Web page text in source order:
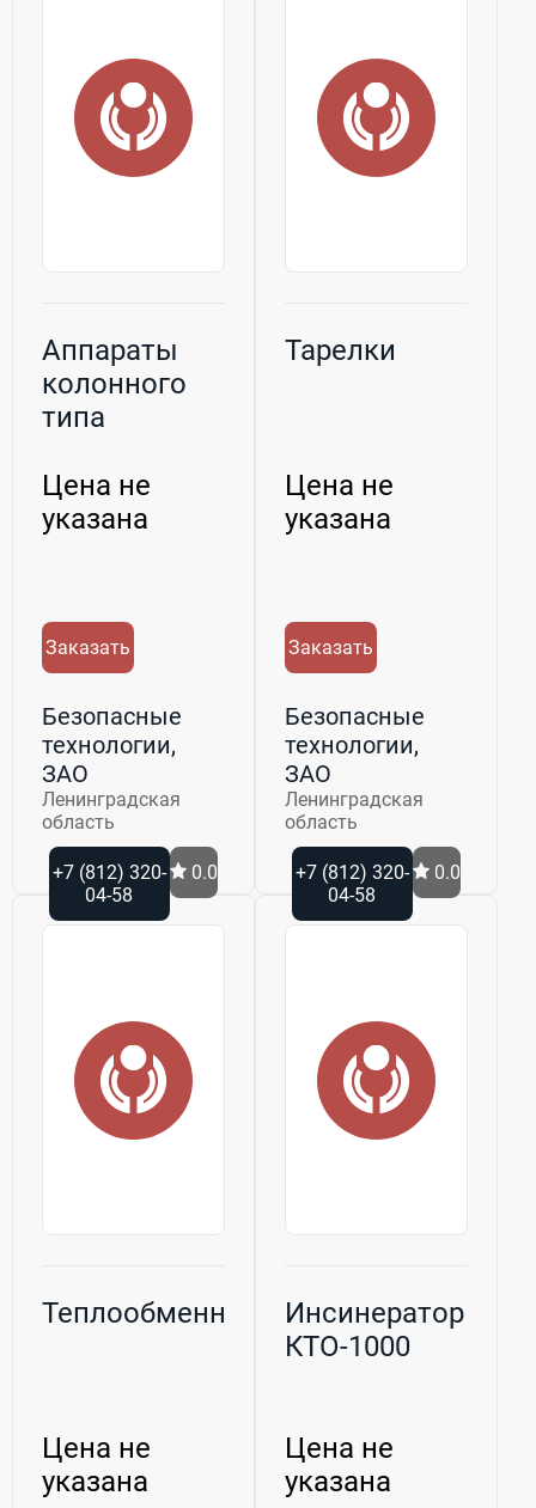
Аппараты
колонного
типа
Цена не
указана
Заказать
Безопасные
технологии,
ЗАО
Ленинградская
область
+7 (812) 320-
04-58
0.0
Тарелки
Цена не
указана
Заказать
Безопасные
технологии,
ЗАО
Ленинградская
область
+7 (812) 320-
04-58
0.0
Теплообменники
Цена не
указана
Инсинератор
КТО-1000
Цена не
указана